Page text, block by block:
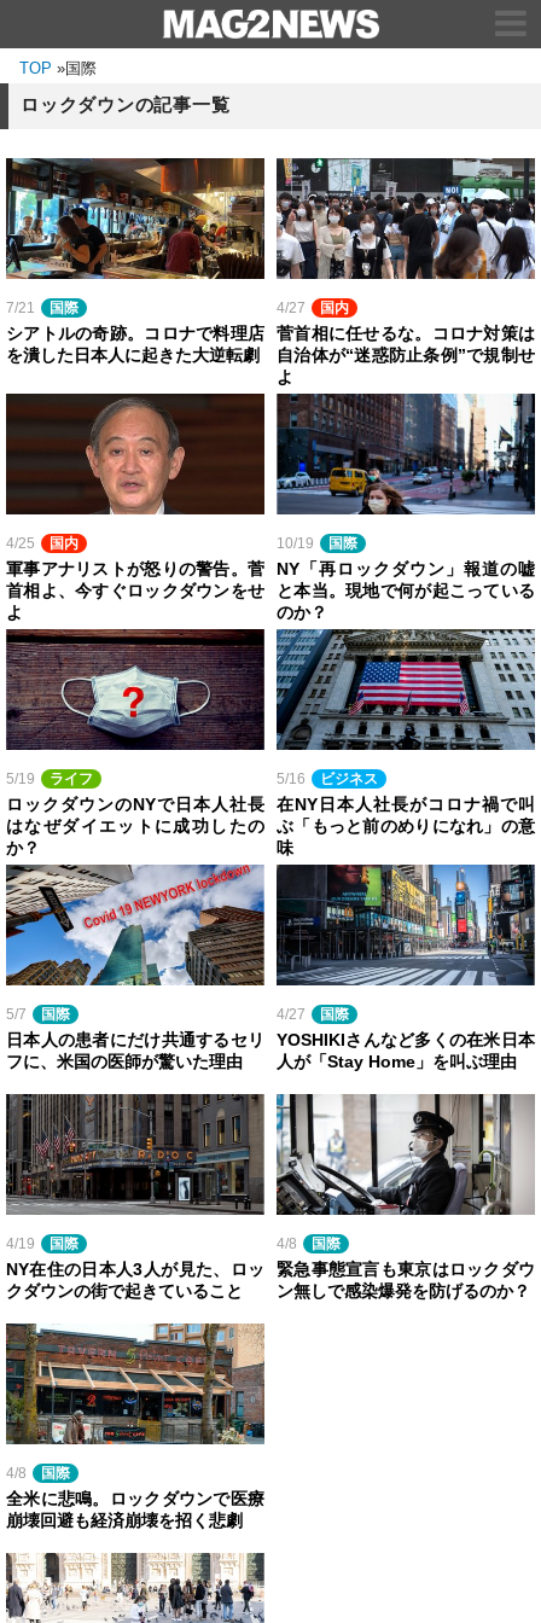
TOP »国際
ロックダウンの記事一覧
7/21 国際
シアトルの奇跡。コロナで料理店
を潰した日本人に起きた大逆転劇
4/27 国内
菅首相に任せるな。コロナ対策は
自治体が“迷惑防止条例”で規制せ
よ
4/25 国内
軍事アナリストが怒りの警告。菅
首相よ、今すぐロックダウンをせ
よ
10/19 国際
NY「再ロックダウン」報道の嘘
と本当。現地で何が起こっている
のか？
5/19 ライフ
ロックダウンのNYで日本人社長
はなぜダイエットに成功したの
か？
5/16 ビジネス
在NY日本人社長がコロナ禍で叫
ぶ「もっと前のめりになれ」の意
味
5/7 国際
日本人の患者にだけ共通するセリ
フに、米国の医師が驚いた理由
4/27 国際
YOSHIKIさんなど多くの在米日本
人が「Stay Home」を叫ぶ理由
4/19 国際
NY在住の日本人3人が見た、ロッ
クダウンの街で起きていること
4/8 国際
緊急事態宣言も東京はロックダウ
ン無しで感染爆発を防げるのか？
4/8 国際
全米に悲鳴。ロックダウンで医療
崩壊回避も経済崩壊を招く悲劇